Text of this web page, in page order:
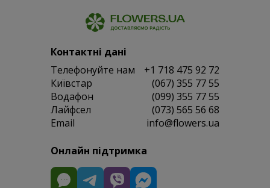
Контактні дані
Телефонуйте нам
+1 718 475 92 72
Київстар
(067) 355 77 55
Водафон
(099) 355 77 55
Лайфсел
(073) 565 56 68
Email
info@flowers.ua
Онлайн підтримка